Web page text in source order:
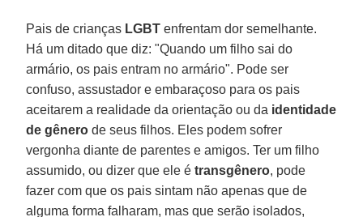
Pais de crianças LGBT enfrentam dor semelhante.
Há um ditado que diz: "Quando um filho sai do
armário, os pais entram no armário". Pode ser
confuso, assustador e embaraçoso para os pais
aceitarem a realidade da orientação ou da identidade
de gênero de seus filhos. Eles podem sofrer
vergonha diante de parentes e amigos. Ter um filho
assumido, ou dizer que ele étransgênero, pode
fazer com que os pais sintam não apenas que de
alguma forma falharam, mas que serão isolados,